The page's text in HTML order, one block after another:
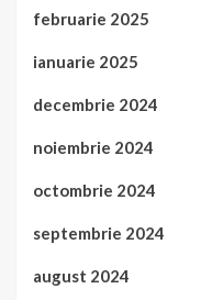
februarie 2025
ianuarie 2025
decembrie 2024
noiembrie 2024
octombrie 2024
septembrie 2024
august 2024